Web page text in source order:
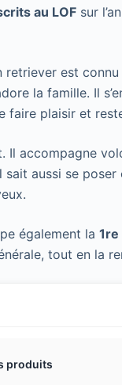
au LOF sur
retriever est
la famille. Il
faire plaisir et
Il accompagne
aussi se
également la 1re
tout en la
produits